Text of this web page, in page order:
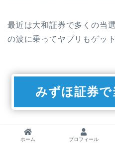
最近は大和証券で多くの当
の波に乗ってヤプリもゲッ
みずほ証券
IPOルールを知らない人は
ホーム プロフィール